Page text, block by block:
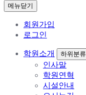
메뉴닫기
회원가입
로그인
학원소개 하위분류
인사말
학원연혁
시설안내